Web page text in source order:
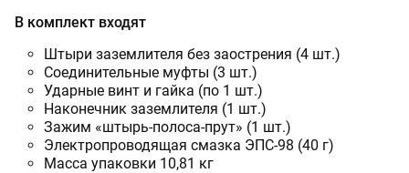
В комплект входят
Штыри заземлителя без заострения (4 шт.)
Соединительные муфты (3 шт.)
Ударные винт и гайка (по 1 шт.)
Наконечник заземлителя (1 шт.)
Зажим «штырь-полоса-прут» (1 шт.)
Электропроводящая смазка ЭПС-98 (40 г)
Масса упаковки 10,81 кг